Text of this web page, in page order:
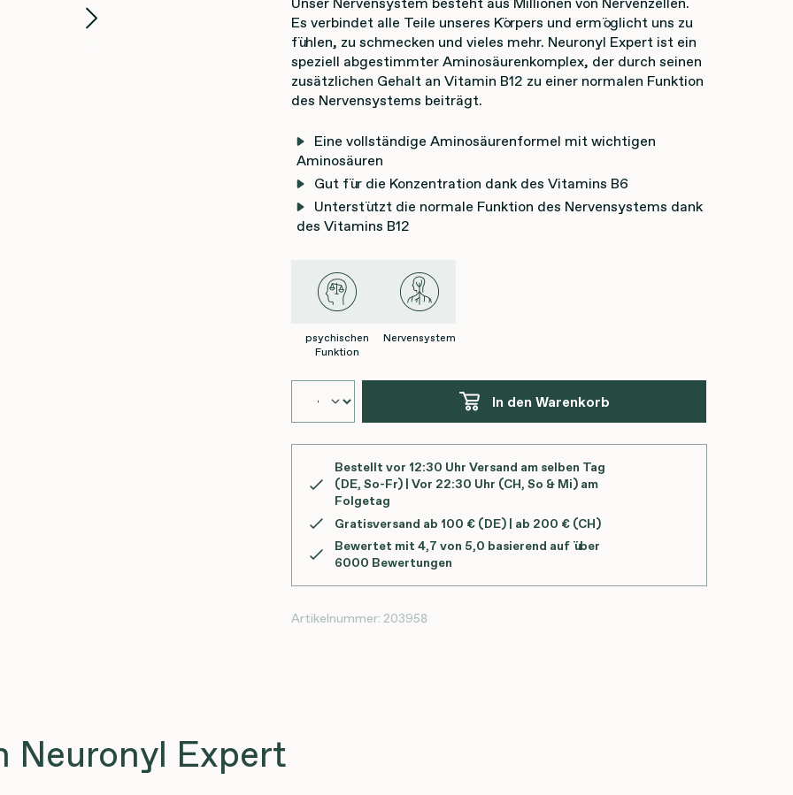
Es verbindet alle Teile unseres Körpers und ermöglicht uns zu
fühlen, zu schmecken und vieles mehr. Neuronyl Expert ist ein
speziell abgestimmter Aminosäurenkomplex, der durch seinen
zusätzlichen Gehalt an Vitamin B12 zu einer normalen Funktion
des Nervensystems beiträgt.
Eine vollständige Aminosäurenformel mit wichtigen
Aminosäuren
Gut für die Konzentration dank des Vitamins B6
Unterstützt die normale Funktion des Nervensystems dank
des Vitamins B12
psychischen
Funktion
Nervensystem
In den Warenkorb
Bestellt vor 12:30 Uhr Versand am selben Tag
(DE, So-Fr) | Vor 22:30 Uhr (CH, So & Mi) am
Folgetag
Gratisversand ab 100 € (DE) | ab 200 € (CH)
Bewertet mit 4,7 von 5,0 basierend auf über
6000 Bewertungen
Artikelnummer: 203958
Neuronyl Expert